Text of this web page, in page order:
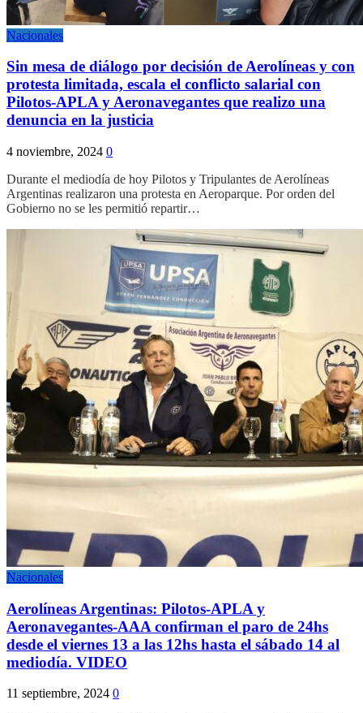
Nacionales
Sin mesa de diálogo por decisión de Aerolíneas y con
protesta limitada, escala el conflicto salarial con
Pilotos-APLA y Aeronavegantes que realizo una
denuncia en la justicia
4 noviembre, 2024 0
Durante el mediodía de hoy Pilotos y Tripulantes de Aerolíneas
Argentinas realizaron una protesta en Aeroparque. Por orden del
Gobierno no se les permitió repartir…
Nacionales
Aerolíneas Argentinas: Pilotos-APLA y
Aeronavegantes-AAA confirman el paro de 24hs
desde el viernes 13 a las 12hs hasta el sábado 14 al
mediodía. VIDEO
11 septiembre, 2024 0